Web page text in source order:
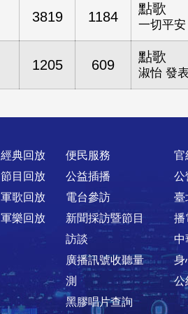
3819 1184
點歌
一切平
1205 609
點歌
淑怡 發
經典回放
節目回放
軍歌回放
軍樂回放
便民服務
公益插播
電台參訪
新聞採訪暨節目
訪談
廣播訊號收聽量
測
黑膠唱片查詢
官
公
臺
播
中
身
公